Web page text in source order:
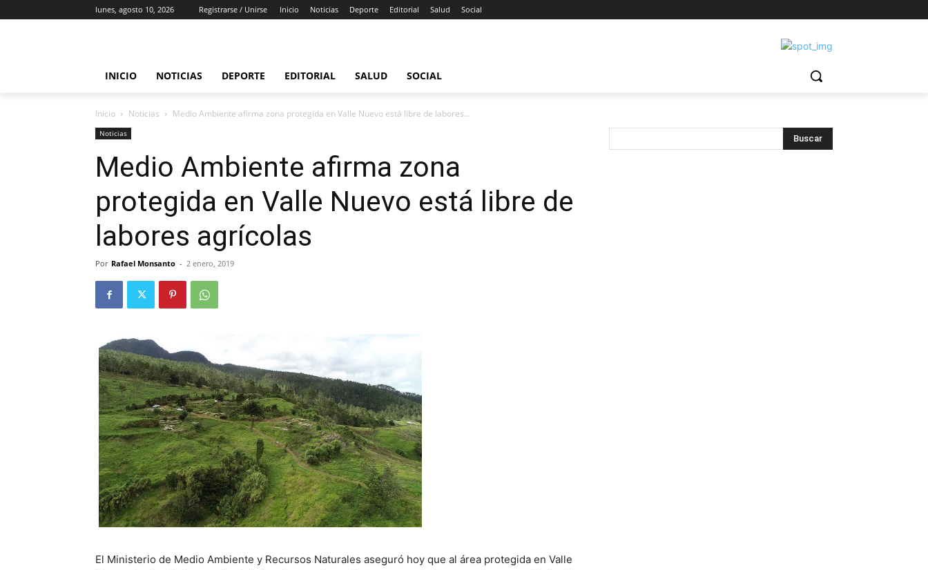
lunes, agosto 10, 2026 Registrarse / Unirse Inicio Noticias Deporte Editorial Salud Social
INICIO NOTICIAS DEPORTE EDITORIAL SALUD SOCIAL
Inicio Noticias Medio Ambiente afirma zona protegida en Valle Nuevo está libre de labores...
Noticias
Medio Ambiente afirma zona
protegida en Valle Nuevo está libre de
labores agrícolas
Por Rafael Monsanto - 2 enero, 2019
El Ministerio de Medio Ambiente y Recursos Naturales aseguró hoy que al área protegida en Valle